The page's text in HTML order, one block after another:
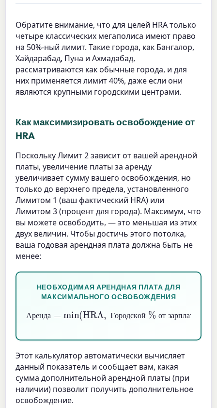
Обратите внимание, что для целей HRA только
четыре классических мегаполиса имеют право
на 50%-ный лимит. Такие города, как Бангалор,
Хайдарабад, Пуна и Ахмадабад,
рассматриваются как обычные города, и для
них применяется лимит 40%, даже если они
являются крупными городскими центрами.
Как максимизировать освобождение от
HRA
Поскольку Лимит 2 зависит от вашей арендной
платы, увеличение платы за аренду
увеличивает сумму вашего освобождения, но
только до верхнего предела, установленного
Лимитом 1 (ваш фактический HRA) или
Лимитом 3 (процент для города). Максимум, что
вы можете освободить, — это меньшая из этих
двух величин. Чтобы достичь этого потолка,
ваша годовая арендная плата должна быть не
менее:
НЕОБХОДИМАЯ АРЕНДНАЯ ПЛАТА ДЛЯ
МАКСИМАЛЬНОГО ОСВОБОЖДЕНИЯ
А р енда Г о р о дско й о т зар п лат
Аренда=min(HRA ,Городской%
от зарплаты) +0.10×Зарплата
Этот калькулятор автоматически вычисляет
данный показатель и сообщает вам, какая
сумма дополнительной арендной платы (при
наличии) позволит получить дополнительное
освобождение.